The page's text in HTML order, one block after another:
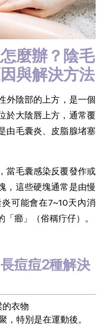
麼辦？陰毛
與解決方法
外陰部的上方，是一個
於大陰唇上方，通常覆
由毛囊炎、皮脂腺堵塞
當毛囊感染反覆發作或
，這些硬塊通常是由慢
可能會在7~10天內消
癤」（俗稱疔仔）。
痘痘2種解決
的衣物
，特別是在運動後。